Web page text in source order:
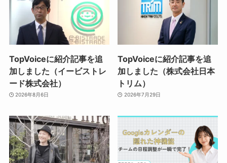
TopVoiceに紹介記事を追
加しました（イービストレ
ード株式会社）
2026年8月6日
TopVoiceに紹介記事を追
加しました（株式会社日本
トリム）
2026年7月29日